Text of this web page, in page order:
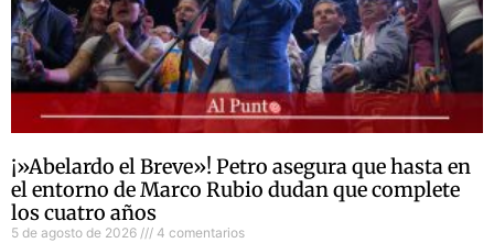
¡»Abelardo el Breve»! Petro asegura que hasta en
el entorno de Marco Rubio dudan que complete
los cuatro años
5 de agosto de 2026 4 comentarios